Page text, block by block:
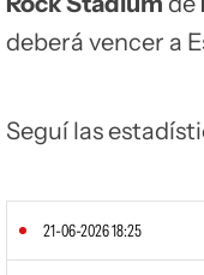
deberá vencer a
Seguí las
21-06-2026 18:25